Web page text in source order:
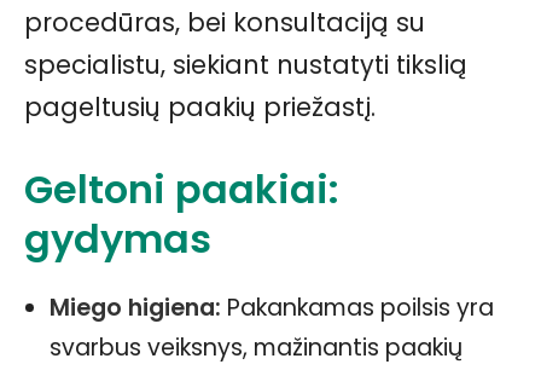
procedūras, bei konsultaciją su
specialistu, siekiant nustatyti tikslią
pageltusių paakių priežastį.
Geltoni paakiai:
gydymas
Miego higiena: Pakankamas poilsis yra
svarbus veiksnys, mažinantis paakių